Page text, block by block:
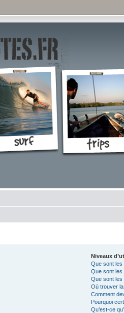
Niveaux
Que sont les
Que sont les
Que sont les
Où trouver
Comment
Pourquoi
Qu’est-ce